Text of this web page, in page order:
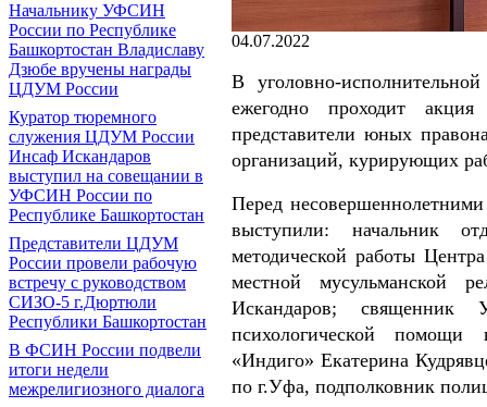
Начальнику УФСИН
России по Республике
Башкортостан Владиславу
Дзюбе вручены награды
ЦДУМ России
Куратор тюремного
служения ЦДУМ России
Инсаф Искандаров
выступил на совещании в
УФСИН России по
Республике Башкортостан
Представители ЦДУМ
России провели рабочую
встречу с руководством
СИЗО-5 г.Дюртюли
Республики Башкортостан
В ФСИН России подвели
итоги недели
межрелигиозного диалога
04.07.2022
В уголовно-
ежегодно проходит
представители юных
организаций, курирующих
Перед
выступили: начальник
методической работы
местной мусульманской
Искандаров;
психологической помощи
«Индиго» Екатерина
по г.Уфа, подполковник